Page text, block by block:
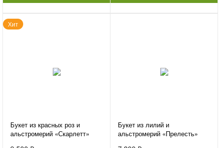
Хит
Букет из красных роз и
альстромерий «Скарлетт»
Букет из лилий и
альстромерий «Прелесть»